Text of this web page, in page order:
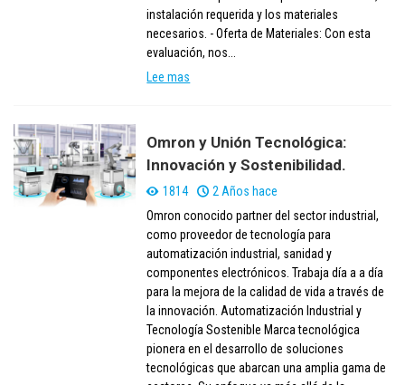
instalación requerida y los materiales
necesarios. - Oferta de Materiales: Con esta
evaluación, nos...
Lee mas
Omron y Unión Tecnológica:
Innovación y Sostenibilidad.
1814
2 Años hace
Omron conocido partner del sector industrial,
como proveedor de tecnología para
automatización industrial, sanidad y
componentes electrónicos. Trabaja día a a día
para la mejora de la calidad de vida a través de
la innovación. Automatización Industrial y
Tecnología Sostenible Marca tecnológica
pionera en el desarrollo de soluciones
tecnológicas que abarcan una amplia gama de